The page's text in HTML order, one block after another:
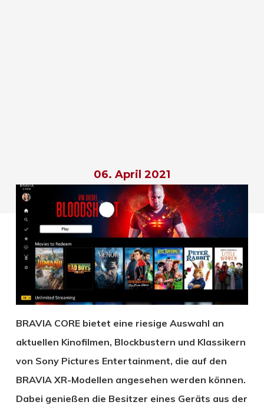
06. April 2021
BRAVIA CORE bietet eine riesige Auswahl an
aktuellen Kinofilmen, Blockbustern und Klassikern
von Sony Pictures Entertainment, die auf den
BRAVIA XR-Modellen angesehen werden können.
Dabei genießen die Besitzer eines Geräts aus der